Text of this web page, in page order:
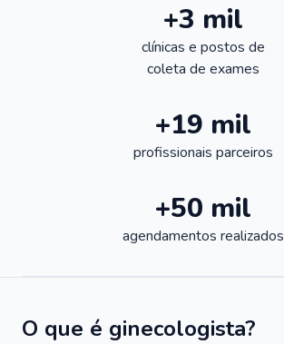
+3 mil
clínicas e postos de
coleta de exames
+19 mil
profissionais parceiros
+50 mil
agendamentos realizados
O que é ginecologista?